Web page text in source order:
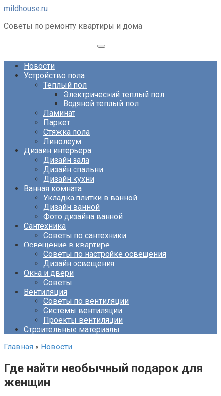
Перейти
контенту
mildhouse.ru
Советы по ремонту квартиры и дома
Новости
Устройство пола
Теплый пол
Электрический теплый пол
Водяной теплый пол
Ламинат
Паркет
Стяжка пола
Линолеум
Дизайн интерьера
Дизайн зала
Дизайн спальни
Дизайн кухни
Ванная комната
Укладка плитки в ванной
Дизайн ванной
Фото дизайна ванной
Сантехника
Советы по сантехники
Освещение в квартире
Советы по настройке освещения
Дизайн освещения
Окна и двери
Советы
Вентиляция
Советы по вентиляции
Системы вентиляции
Проекты вентиляции
Строительные материалы
Главная » Новости
Где найти необычный подарок для
женщин